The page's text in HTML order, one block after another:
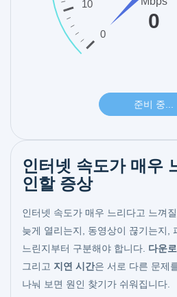
인터넷 속도가 매우
인할 증상
인터넷 속도가 매우 느리다고 느껴
늦게 열리는지, 동영상이 끊기는지,
느린지부터 구분해야 합니다. 다운
그리고 지연 시간은 서로 다른 문제
나눠 보면 원인 찾기가 쉬워집니다.